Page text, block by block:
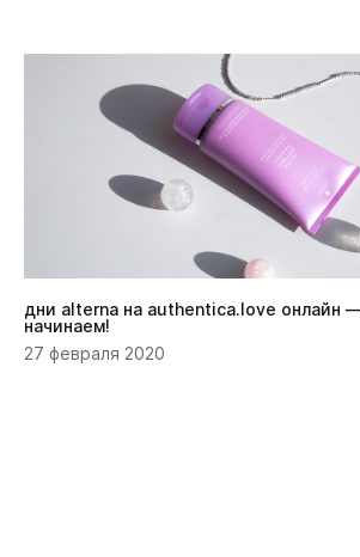
дни alterna на authentica.love онлайн
начинаем!
27 февраля 2020